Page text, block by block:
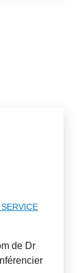
de Dr